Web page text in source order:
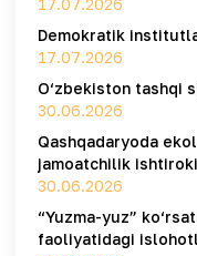
Demokratik
17.07.2026
O‘zbekiston tashqi
30.06.2026
Qashqadaryoda
jamoatchilik
30.06.2026
“Yuzma-yuz”
faoliyatidagi